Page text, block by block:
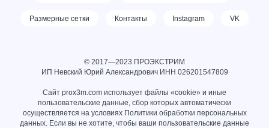
Размерные сетки Контакты Instagram VK
© 2017—2023 ПРОЭКСТРИМ
ИП Невский Юрий Александрович ИНН 026201547809
Сайт prox3m.com использует файлы «cookie» и иные
пользовательские данные, сбор которых автоматически
осуществляется на условиях Политики обработки персональных
данных. Если вы не хотите, чтобы ваши пользовательские данные